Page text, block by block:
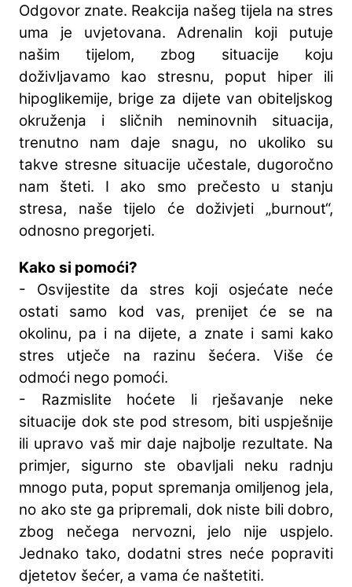
Odgovor znate. Reakcija našeg tijela na stres
uma je uvjetovana. Adrenalin koji putuje
našim tijelom, zbog situacije koju
doživljavamo kao stresnu, poput hiper ili
hipoglikemije, brige za dijete van obiteljskog
okruženja i sličnih neminovnih situacija,
trenutno nam daje snagu, no ukoliko su
takve stresne situacije učestale, dugoročno
nam šteti. I ako smo prečesto u stanju
stresa, naše tijelo će doživjeti „burnout“,
odnosno pregorjeti.
Kako si pomoći?
- Osvijestite da stres koji osjećate neće
ostati samo kod vas, prenijet će se na
okolinu, pa i na dijete, a znate i sami kako
stres utječe na razinu šećera. Više će
odmoći nego pomoći.
- Razmislite hoćete li rješavanje neke
situacije dok ste pod stresom, biti uspješnije
ili upravo vaš mir daje najbolje rezultate. Na
primjer, sigurno ste obavljali neku radnju
mnogo puta, poput spremanja omiljenog jela,
no ako ste ga pripremali, dok niste bili dobro,
zbog nečega nervozni, jelo nije uspjelo.
Jednako tako, dodatni stres neće popraviti
djetetov šećer, a vama će naštetiti.